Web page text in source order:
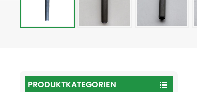
PRODUKTKATEGORIEN